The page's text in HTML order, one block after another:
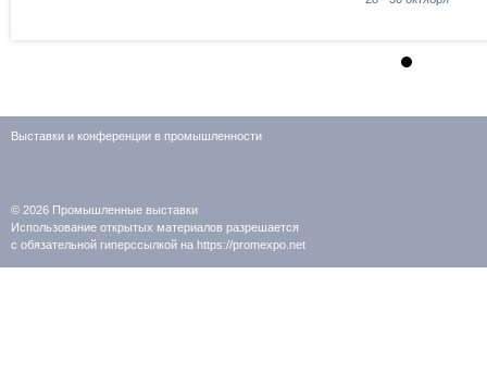
Выставки и конференции в промышленности
© 2026 Промышленные выставки
Использование открытых материалов разрешается
с обязательной гиперссылкой на https://promexpo.net